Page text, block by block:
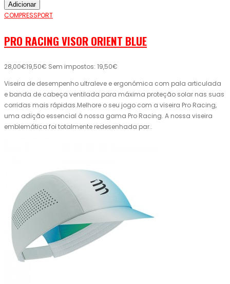
Adicionar
COMPRESSPORT
PRO RACING VISOR ORIENT BLUE
28,00€19,50€ Sem impostos: 19,50€
Viseira de desempenho ultraleve e ergonómica com pala articulada
e banda de cabeça ventilada para máxima proteção solar nas suas
corridas mais rápidas.Melhore o seu jogo com a viseira Pro Racing,
uma adição essencial à nossa gama Pro Racing. A nossa viseira
emblemática foi totalmente redesenhada par..